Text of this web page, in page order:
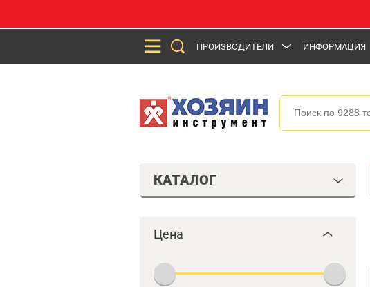
ПРОИЗВОДИТЕЛИ ИНФОРМАЦИЯ
КАТАЛОГ
Цена